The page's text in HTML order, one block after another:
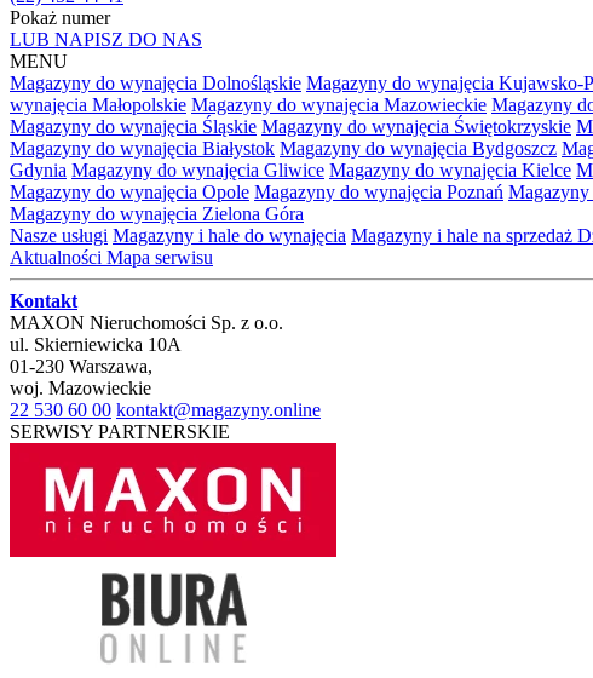
Pokaż numer
LUB NAPISZ DO NAS
MENU
Magazyny do wynajęcia Dolnośląskie Magazyny do wynajęcia Kujawsko-
wynajęcia Małopolskie Magazyny do wynajęcia Mazowieckie Magazyny
Magazyny do wynajęcia Śląskie Magazyny do wynajęcia Świętokrzyskie
Magazyny do wynajęcia Białystok Magazyny do wynajęcia Bydgoszcz
Gdynia Magazyny do wynajęcia Gliwice Magazyny do wynajęcia Kielce
Magazyny do wynajęcia Opole Magazyny do wynajęcia Poznań
Magazyny do wynajęcia Zielona Góra
Nasze usługi Magazyny i hale do wynajęcia Magazyny i hale na sprzedaż
Aktualności Mapa serwisu
Kontakt
MAXON Nieruchomości Sp. z o.o.
ul. Skierniewicka 10A
01-230 Warszawa,
woj. Mazowieckie
22 530 60 00 kontakt@magazyny.online
SERWISY PARTNERSKIE